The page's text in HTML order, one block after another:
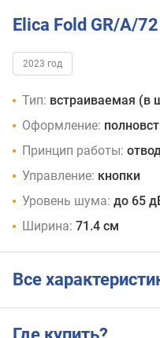
Elica Fold GR/A/72
2023 год
Тип: встраиваемая (в
Оформление:
Принцип работы:
Управление: кнопки
Уровень шума: до 65
Ширина: 71.4 см
Все